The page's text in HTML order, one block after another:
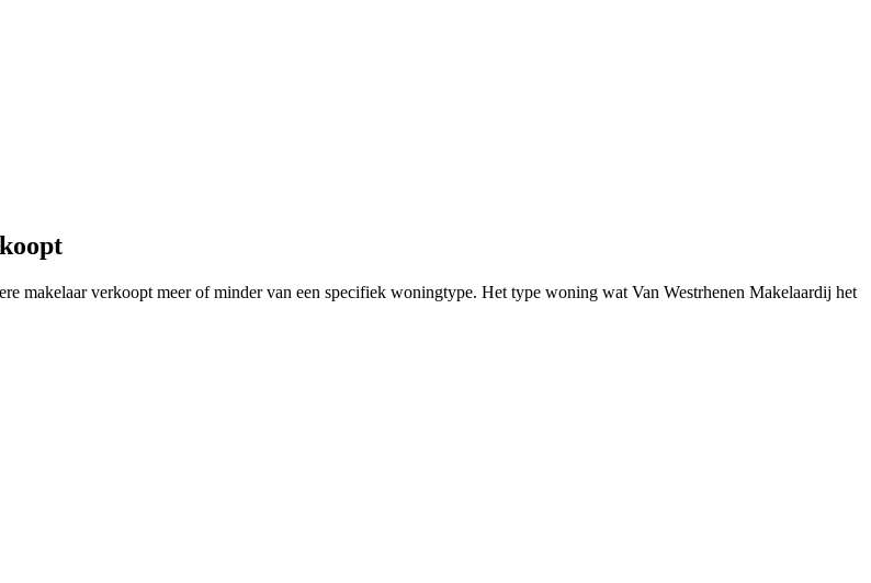
makelaar verkoopt meer of minder van een specifiek woningtype. Het type woning wat Van Westrhenen Makelaardij het